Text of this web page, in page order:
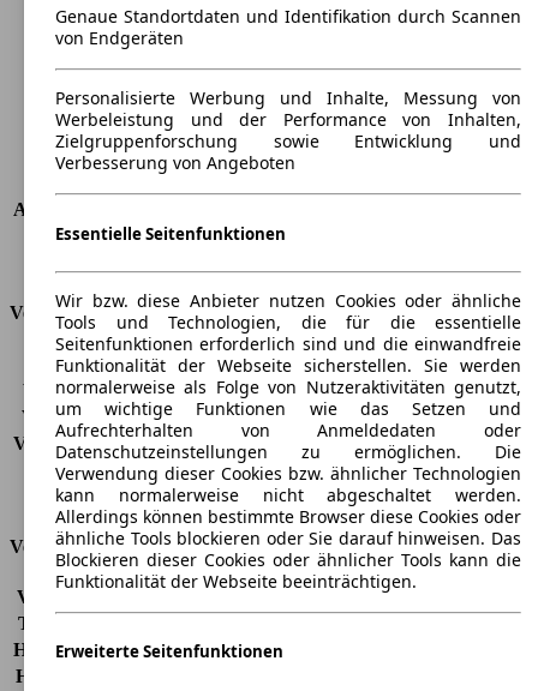
Breite
1928 mm
Radstand
Maximalgewicht
Max. Zuladung
-
Türen
4
Sitze
6 - 8
Anhängelast (ungebremst)
Anhängelast (gebremst)
2000 kg
Verbrauch
CO2 Emissionen*
179 g/km (komb.)
Verbrauch (Stadt)
7,3 l/100km
Verbrauch (Land)
6,5 l/100km
Verbrauch (komb.)* 6,8 l/100km
Schadstoffklasse
EU6c
Tankinhalt
57 l
Versicherungsklassen
Vollkasko
Teilkasko
Haftpflicht -
HSN/TSN
Genaue Standortdaten und Identifikation durch Scannen
von Endgeräten
Personalisierte Werbung und Inhalte, Messung von
Werbeleistung und der Performance von Inhalten,
Zielgruppenforschung sowie Entwicklung und
Verbesserung von Angeboten
Essentielle Seitenfunktionen
Wir bzw. diese Anbieter nutzen Cookies oder ähnliche
Tools und Technologien, die für die essentielle
Seitenfunktionen erforderlich sind und die einwandfreie
Funktionalität der Webseite sicherstellen. Sie werden
normalerweise als Folge von Nutzeraktivitäten genutzt,
um wichtige Funktionen wie das Setzen und
Aufrechterhalten von Anmeldedaten oder
Datenschutzeinstellungen zu ermöglichen. Die
Verwendung dieser Cookies bzw. ähnlicher Technologien
kann normalerweise nicht abgeschaltet werden.
Allerdings können bestimmte Browser diese Cookies oder
ähnliche Tools blockieren oder Sie darauf hinweisen. Das
Blockieren dieser Cookies oder ähnlicher Tools kann die
Funktionalität der Webseite beeinträchtigen.
Erweiterte Seitenfunktionen